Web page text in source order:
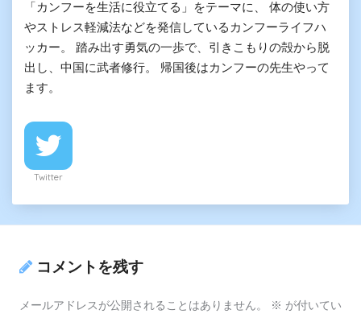
「カンフーを生活に役立てる」をテーマに、 体の使い方
やストレス軽減法などを発信しているカンフーライフハ
ッカー。 踏み出す勇気の一歩で、引きこもりの殻から脱
出し、中国に武者修行。 帰国後はカンフーの先生やって
ます。
Twitter
コメントを残す
メールアドレスが公開されることはありません。 ※ が付いてい